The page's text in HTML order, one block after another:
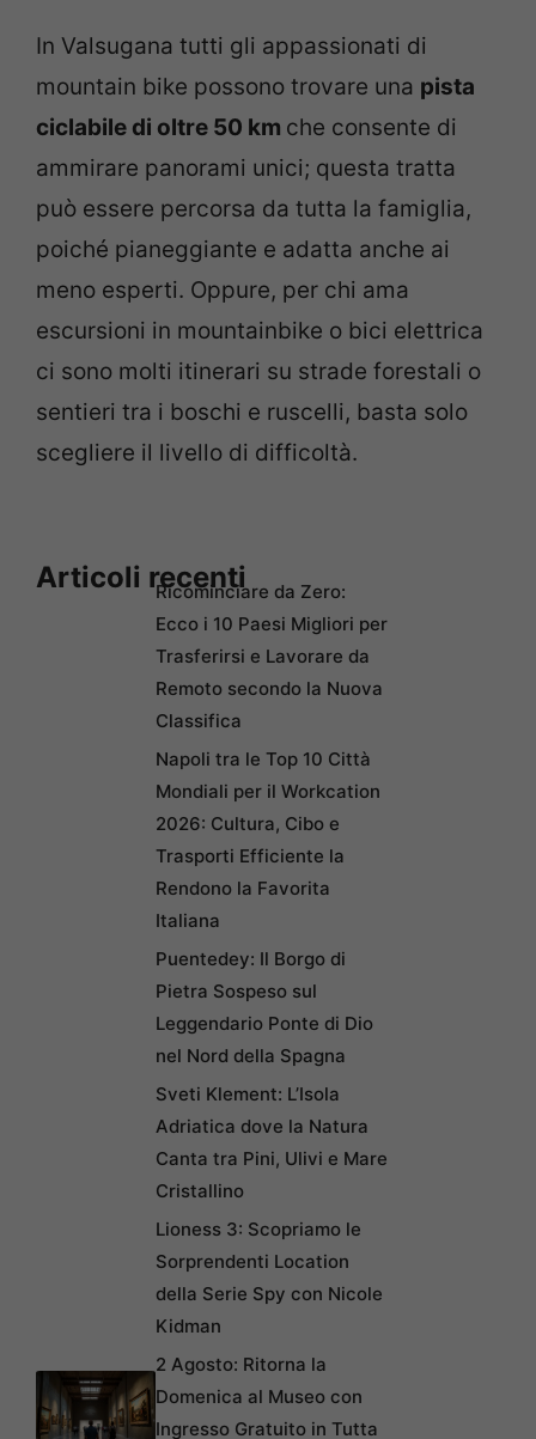
In Valsugana tutti gli appassionati di
mountain bike possono trovare una pista
ciclabile di oltre 50 km che consente di
ammirare panorami unici; questa tratta
può essere percorsa da tutta la famiglia,
poiché pianeggiante e adatta anche ai
meno esperti. Oppure, per chi ama
escursioni in mountainbike o bici elettrica
ci sono molti itinerari su strade forestali o
sentieri tra i boschi e ruscelli, basta solo
scegliere il livello di difficoltà.
Articoli recentiRicominciare da Zero:
Ecco i 10 Paesi Migliori per
Trasferirsi e Lavorare da
Remoto secondo la Nuova
Classifica
Napoli tra le Top 10 Città
Mondiali per il Workcation
2026: Cultura, Cibo e
Trasporti Efficiente la
Rendono la Favorita
Italiana
Puentedey: Il Borgo di
Pietra Sospeso sul
Leggendario Ponte di Dio
nel Nord della Spagna
Sveti Klement: L’Isola
Adriatica dove la Natura
Canta tra Pini, Ulivi e Mare
Cristallino
Lioness 3: Scopriamo le
Sorprendenti Location
della Serie Spy con Nicole
Kidman
2 Agosto: Ritorna la
Domenica al Museo con
Ingresso Gratuito in Tutta